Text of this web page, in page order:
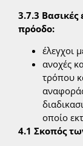
3.7.3 Βασικές
πρόοδο:
έλεγχοι
ανοχές
τρόπου
οποίο
4.1 Σκοπός